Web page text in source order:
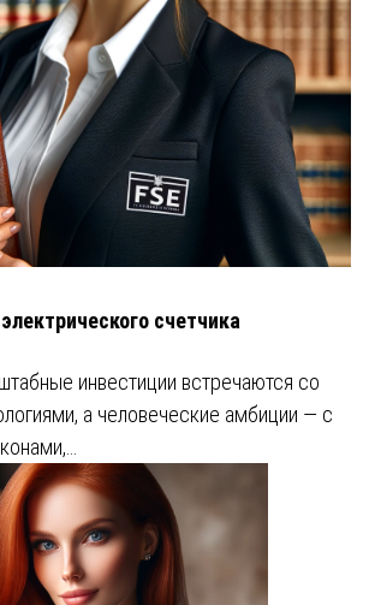
счетчика
инвестиции встречаются со
а человеческие амбиции — с